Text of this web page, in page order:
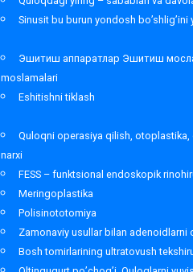
Sinusit bu burun yondosh bo’shlig’ini
Эшитиш аппаратлар Эшитиш
moslamalari
Eshitishni tiklash
Quloqni operasiya qilish,
narxi
FESS – funktsional endoskopik
Meringoplastika
Polisinototomiya
Zamonaviy usullar bilan adenoidlarni
Bosh tomirlarining ultratovush